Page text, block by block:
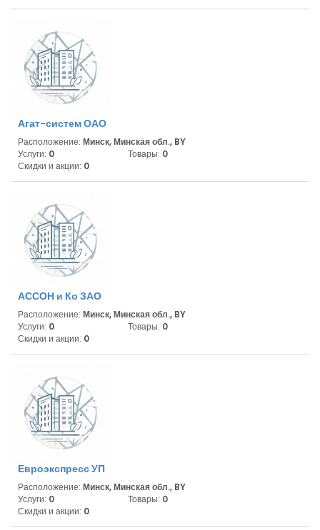
Агат-систем ОАО
Расположение: Минск, Минская обл., BY
Услуги: 0 Товары: 0
Скидки и акции: 0
АССОН и Ко ЗАО
Расположение: Минск, Минская обл., BY
Услуги: 0 Товары: 0
Скидки и акции: 0
Евроэкспресс УП
Расположение: Минск, Минская обл., BY
Услуги: 0 Товары: 0
Скидки и акции: 0